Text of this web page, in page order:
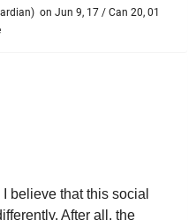
) on Jun 9, 17 / Can 20, 01
believe that this social
After all, the